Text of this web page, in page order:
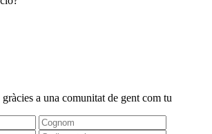
gràcies a una comunitat de gent com tu